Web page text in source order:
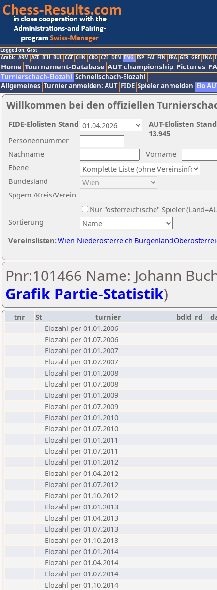
Logged on: Gast
Arabic ARM AZE BIH BUL CAT CHN CRO CZE DEN ENG ESP FAI FIN FRA GER GRE INA
Home Tournament-Database AUT championship Pictures
Turnierschach-Elozahl Schnellschach-Elozahl
Allgemeines Turnier anmelden: AUT FIDE Spieler anmelden Elo
Willkommen bei den offiziellen
Nachname
Vorname
Ebene
Sortierung
Personennummer
Bundesland
Spgem./Kreis/Verein
Nur "österreichische" Spieler
Vereinslisten:Wien Niederösterreich Burgenland
AUT-Elolisten
13.945
FIDE-Elolisten Stand
Pnr:101466 Name: Johann
Grafik Partie-Statistik)
tnr St turnier bdld rd
Elozahl per 01.01.2006
Elozahl per 01.07.2006
Elozahl per 01.01.2007
Elozahl per 01.07.2007
Elozahl per 01.01.2008
Elozahl per 01.07.2008
Elozahl per 01.01.2009
Elozahl per 01.07.2009
Elozahl per 01.01.2010
Elozahl per 01.07.2010
Elozahl per 01.01.2011
Elozahl per 01.07.2011
Elozahl per 01.01.2012
Elozahl per 01.04.2012
Elozahl per 01.07.2012
Elozahl per 01.10.2012
Elozahl per 01.01.2013
Elozahl per 01.04.2013
Elozahl per 01.07.2013
Elozahl per 01.10.2013
Elozahl per 01.01.2014
Elozahl per 01.04.2014
Elozahl per 01.07.2014
Elozahl per 01.10.2014